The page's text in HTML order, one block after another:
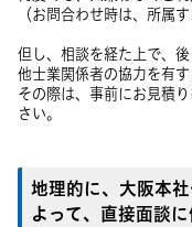
（お問合わせ時は、所属
但し、相談を経た上で、
他士業関係者の協力を有
その際は、事前にお見積
さい。
地理的に、大阪本社
よって、直接面談